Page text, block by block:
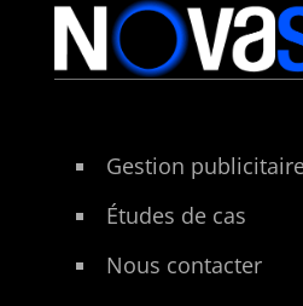
Gestion
Études de cas
Nous contacter